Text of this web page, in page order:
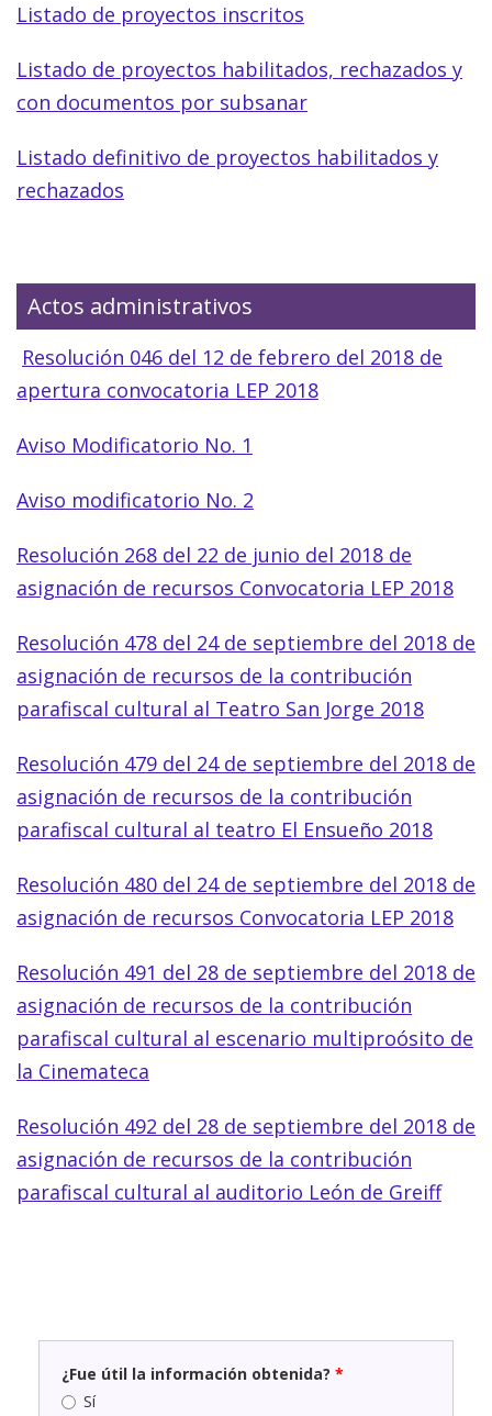
Listado de proyectos inscritos
Listado de proyectos habilitados, rechazados y
con documentos por subsanar
Listado definitivo de proyectos habilitados y
rechazados
Actos administrativos
Resolución 046 del 12 de febrero del 2018 de
apertura convocatoria LEP 2018
Aviso Modificatorio No. 1
Aviso modificatorio No. 2
Resolución 268 del 22 de junio del 2018 de
asignación de recursos Convocatoria LEP 2018
Resolución 478 del 24 de septiembre del 2018 de
asignación de recursos de la contribución
parafiscal cultural al Teatro San Jorge 2018
Resolución 479 del 24 de septiembre del 2018 de
asignación de recursos de la contribución
parafiscal cultural al teatro El Ensueño 2018
Resolución 480 del 24 de septiembre del 2018 de
asignación de recursos Convocatoria LEP 2018
Resolución 491 del 28 de septiembre del 2018 de
asignación de recursos de la contribución
parafiscal cultural al escenario multiproósito de
la Cinemateca
Resolución 492 del 28 de septiembre del 2018 de
asignación de recursos de la contribución
parafiscal cultural al auditorio León de Greiff
¿Fue útil la información obtenida? *
Sí